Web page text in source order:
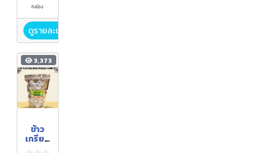
กล่อง
ดูรายละเอียด
3,373
ข้าว
เกรียบ